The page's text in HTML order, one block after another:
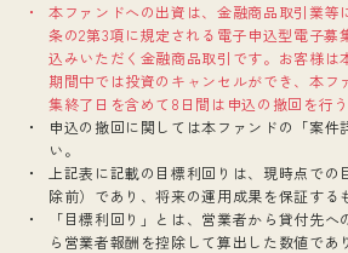
本ファンドへの出資は、金融商品取引業等
条の2第3項に規定される電子申込型電子募
込みいただく金融商品取引です。お客様は
期間中では投資のキャンセルができ、本フ
集終了日を含めて8日間は申込の撤回を行う
申込の撤回に関しては本ファンドの「案件
い。
上記表に記載の目標利回りは、現時点で
除前）であり、将来の運用成果を保証する
「目標利回り」とは、営業者から貸付先
ら営業者報酬を控除して算出した数値であ